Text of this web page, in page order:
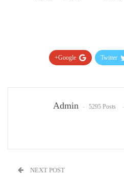
Twitter
Google+
Admin 5295 Posts
NEXT POST